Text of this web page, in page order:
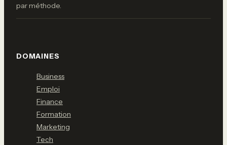
par méthode.
DOMAINES
Business
Emploi
Finance
Formation
Marketing
Tech